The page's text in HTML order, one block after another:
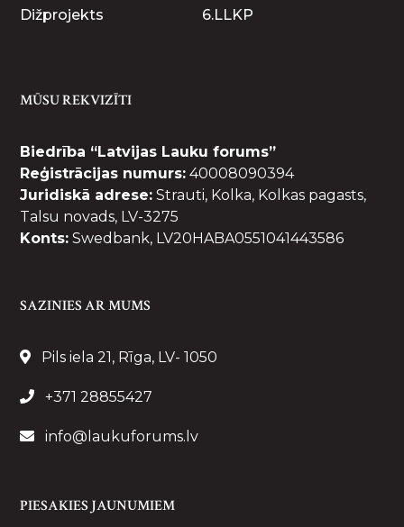
Dižprojekts 6.LLKP
MŪSU REKVIZĪTI
Biedrība “Latvijas Lauku forums”
Reģistrācijas numurs: 40008090394
Juridiskā adrese: Strauti, Kolka, Kolkas pagasts,
Talsu novads, LV-3275
Konts: Swedbank, LV20HABA0551041443586
SAZINIES AR MUMS
Pils iela 21, Rīga, LV- 1050
+371 28855427
info@laukuforums.lv
PIESAKIES JAUNUMIEM